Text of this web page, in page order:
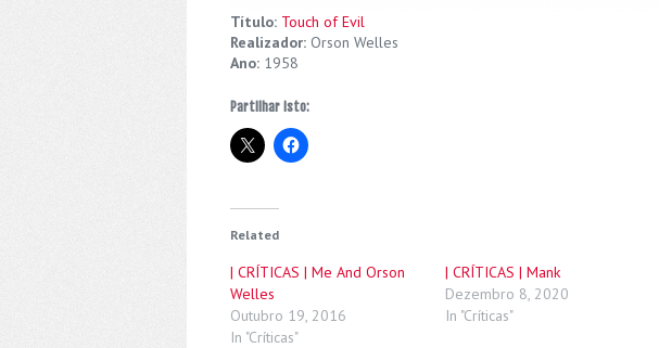
Título: Touch of Evil
Realizador: Orson Welles
Ano: 1958
Partilhar isto:
Related
| CRÍTICAS | Me And Orson
Welles
Outubro 19, 2016
In "Críticas"
| CRÍTICAS | Mank
Dezembro 8, 2020
In "Críticas"